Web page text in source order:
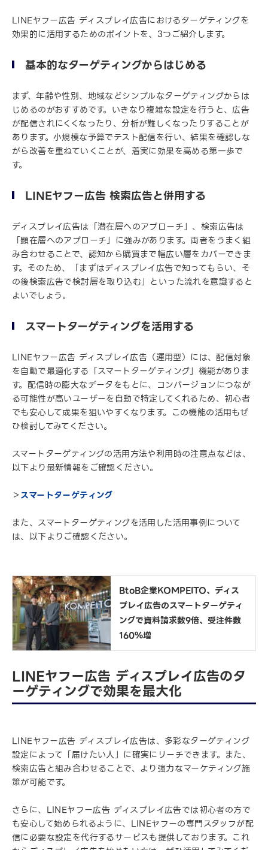
LINEヤフー広告 ディスプレイ広告におけるターゲティングを
効果的に活用するためのポイントを、3つご紹介します。
基本的なターゲティングからはじめる
まず、年齢や性別、地域などシンプルなターゲティングからは
じめるのがおすすめです。いきなり複雑な設定を行うと、広告
が配信されにくくなったり、分析が難しくなったりすることが
あります。小規模な予算でテスト配信を行い、結果を確認しな
がら改善を重ねていくことが、着実に効果を高める第一歩で
す。
LINEヤフー広告 検索広告と併用する
ディスプレイ広告は「潜在層へのアプローチ」、検索広告は
「顕在層へのアプローチ」に強みがあります。両者をうまく組
み合わせることで、認知から購買まで幅広い層をカバーできま
す。そのため、「まずはディスプレイ広告で知ってもらい、そ
の後検索広告で検討層を取り込む」といった流れを意識すると
よいでしょう。
スマートターゲティングを活用する
LINEヤフー広告 ディスプレイ広告（運用型）には、配信対象
を自動で最適化する「スマートターゲティング」機能がありま
す。配信時の膨大なデータをもとに、コンバージョンにつなが
る可能性が高いユーザーを自動で特定してくれるため、初心者
でも安心して成果を狙いやすくなります。この機能の活用もぜ
ひ検討してみてください。
スマートターゲティングの活用方法や利用時の注意点などは、
以下より最新情報をご確認ください。
＞スマートターゲティング
また、スマートターゲティングを活用した活用事例について
は、以下よりご確認ください。
BtoB企業KOMPEITO、ディス
プレイ広告のスマートターゲティ
ングで資料請求数9倍、受注件数
160％増
LINEヤフー広告 ディスプレイ広告のタ
ーゲティングで効果を最大化
LINEヤフー広告 ディスプレイ広告は、多彩なターゲティング
設定によって「届けたい人」に確実にリーチできます。また、
検索広告と組み合わせることで、より強力なマーケティング施
策が可能です。
さらに、LINEヤフー広告 ディスプレイ広告では初心者の方で
も安心して始められるように、LINEヤフーの専門スタッフが配
信に必要な設定を代行するサービスも提供しております。これ